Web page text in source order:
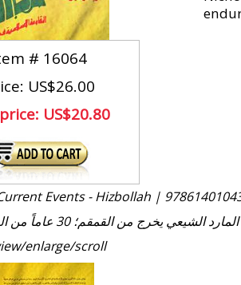
# 16064
US$26.00
US$20.80
Events - Hizbollah |
المارد الشيعي يخرج من القمقم؛ 30 عاماً من الصراع بين حزب الله
enlarge/scroll